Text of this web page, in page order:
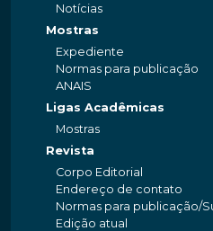
Notícias
Mostras
Expediente
Normas para publicação
ANAIS
Ligas Acadêmicas
Mostras
Revista
Corpo Editorial
Endereço de contato
Normas para publicação/
Edição atual